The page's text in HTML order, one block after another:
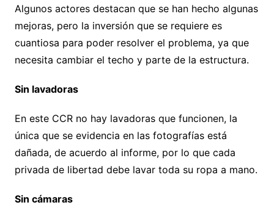
Algunos actores destacan que se han hecho algunas
mejoras, pero la inversión que se requiere es
cuantiosa para poder resolver el problema, ya que
necesita cambiar el techo y parte de la estructura.
Sin lavadoras
En este CCR no hay lavadoras que funcionen, la
única que se evidencia en las fotografías está
dañada, de acuerdo al informe, por lo que cada
privada de libertad debe lavar toda su ropa a mano.
Sin cámaras